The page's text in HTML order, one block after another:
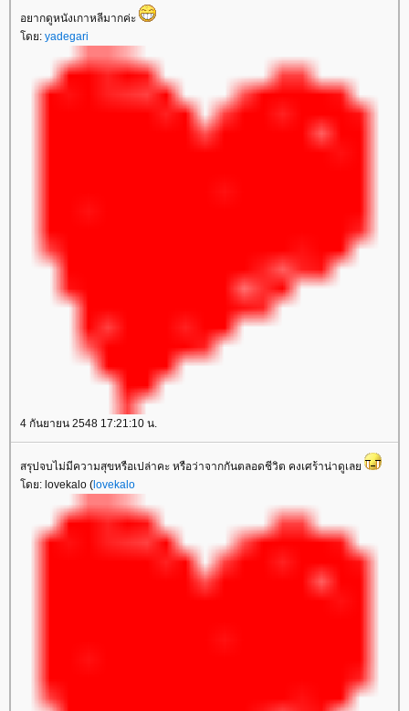
อยากดูหนังเกาหลีมากค่ะ
ดย: yadegari
4 กันยายน 2548 17:21:10 น.
สรุปจบไม่มีความสุขหรือเปล่าคะ หรือว่าจากกันตลอดชีวิต คงเศร้าน่าดูเล
ดย: lovekalo (lovekalo